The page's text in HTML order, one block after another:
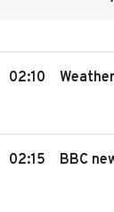
02:10
02:15 BBC